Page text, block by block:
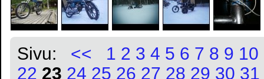
Sivu: << 1 2 3 4 5 6 7 8 9 10
22 23 24 25 26 27 28 29 30 31